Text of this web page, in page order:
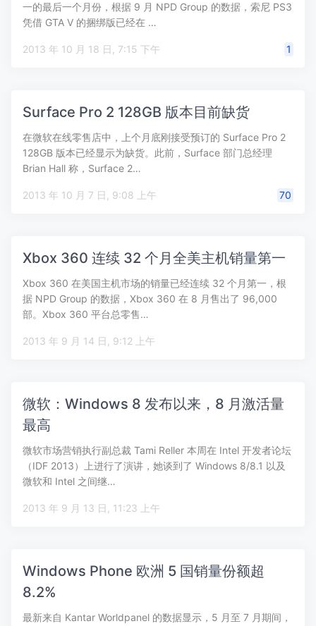
一的最后一个月份，根据 9 月 NPD Group 的数据，索尼 PS3
凭借 GTA V 的捆绑版已经在 …
2013 年 10 月 18 日, 7:15 下午 1
Surface Pro 2 128GB 版本目前缺货
在微软在线零售店中，上个月底刚接受预订的 Surface Pro 2
128GB 版本已经显示为缺货。此前，Surface 部门总经理
Brian Hall 称，Surface 2…
2013 年 10 月 7 日, 9:08 上午 70
Xbox 360 连续 32 个月全美主机销量第一
Xbox 360 在美国主机市场的销量已经连续 32 个月第一，根
据 NPD Group 的数据，Xbox 360 在 8 月售出了 96,000
部。Xbox 360 平台总零售…
2013 年 9 月 14 日, 9:12 上午
微软：Windows 8 发布以来，8 月激活量
最高
微软市场营销执行副总裁 Tami Reller 本周在 Intel 开发者论坛
（IDF 2013）上进行了演讲，她谈到了 Windows 8/8.1 以及
微软和 Intel 之间继…
2013 年 9 月 13 日, 11:23 上午
Windows Phone 欧洲 5 国销量份额超
8.2%
最新来自 Kantar Worldpanel 的数据显示，5 月至 7 月期间，